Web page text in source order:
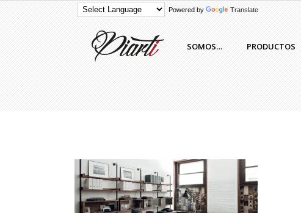
Powered by Translate
SOMOS… PRODUCTOS